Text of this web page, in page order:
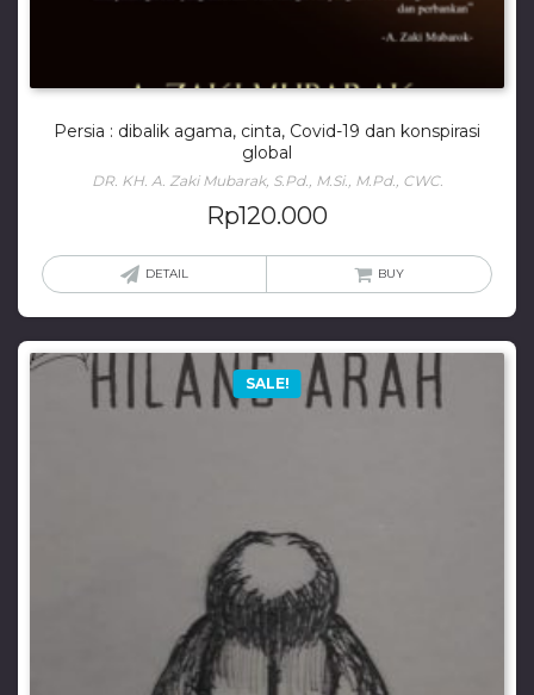
Persia : dibalik agama, cinta, Covid-19 dan konspirasi
global
DR. KH. A. Zaki Mubarak, S.Pd., M.Si., M.Pd., CWC.
Rp120.000
DETAIL BUY
SALE!